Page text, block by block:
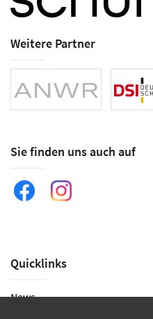
Weitere Partner
Sie finden uns auch auf
Quicklinks
News